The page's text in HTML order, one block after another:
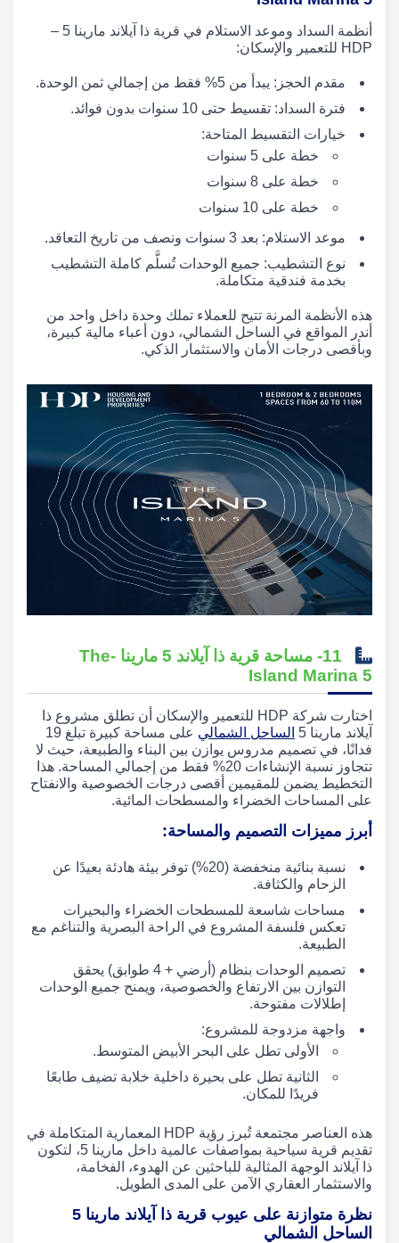
أنظمة السداد وموعد الاستلام في قرية ذا آيلاند مارينا 5 –
HDP للتعمير والإسكان:
مقدم الحجز: يبدأ من 5% فقط من إجمالي ثمن الوحدة.
فترة السداد: تقسيط حتى 10 سنوات بدون فوائد.
خيارات التقسيط المتاحة:
خطة على 5 سنوات
خطة على 8 سنوات
خطة على 10 سنوات
موعد الاستلام: بعد 3 سنوات ونصف من تاريخ التعاقد.
نوع التشطيب: جميع الوحدات تُسلَّم كاملة التشطيب
بخدمة فندقية متكاملة.
هذه الأنظمة المرنة تتيح للعملاء تملك وحدة داخل واحد من
أندر المواقع في الساحل الشمالي، دون أعباء مالية كبيرة،
وبأقصى درجات الأمان والاستثمار الذكي.
11- مساحة قرية ذا آيلاند 5 مارينا -The
Island Marina 5
اختارت شركة HDP للتعمير والإسكان أن تطلق مشروع ذا
آيلاند مارينا 5
الساحل الشمالي
على مساحة كبيرة تبلغ 19
فدانًا، في تصميم مدروس يوازن بين البناء والطبيعة، حيث لا
تتجاوز نسبة الإنشاءات 20% فقط من إجمالي المساحة. هذا
التخطيط يضمن للمقيمين أقصى درجات الخصوصية والانفتاح
على المساحات الخضراء والمسطحات المائية.
أبرز مميزات التصميم والمساحة:
نسبة بنائية منخفضة (20%) توفر بيئة هادئة بعيدًا عن
الزحام والكثافة.
مساحات شاسعة للمسطحات الخضراء والبحيرات
تعكس فلسفة المشروع في الراحة البصرية والتناغم مع
الطبيعة.
تصميم الوحدات بنظام (أرضي + 4 طوابق) يحقق
التوازن بين الارتفاع والخصوصية، ويمنح جميع الوحدات
إطلالات مفتوحة.
واجهة مزدوجة للمشروع:
الأولى تطل على البحر الأبيض المتوسط.
الثانية تطل على بحيرة داخلية خلابة تضيف طابعًا
فريدًا للمكان.
هذه العناصر مجتمعة تُبرز رؤية HDP المعمارية المتكاملة في
تقديم قرية سياحية بمواصفات عالمية داخل مارينا 5، لتكون
ذا آيلاند الوجهة المثالية للباحثين عن الهدوء، الفخامة،
والاستثمار العقاري الآمن على المدى الطويل.
نظرة متوازنة على عيوب قرية ذا آيلاند مارينا 5
الساحل الشمالي